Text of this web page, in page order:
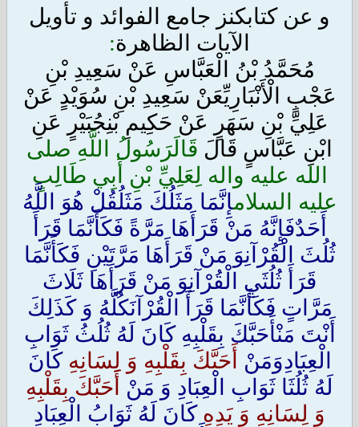
و عن كتابكنز جامع الفوائد و تأويل
الآيات الظاهرة:
مُحَمَّدُ بْنُ الْعَبَّاسِ عَنْ سَعِيدِ بْنِ
عَجْبٍ الْأَنْبَارِيِّعَنْ سَعِيدِ بْنِ سُوَيْدٍ عَنْ
عَلِيِّ بْنِ سَهَرٍ عَنْ حَكِيمِ بْنِجُبَيْرٍ عَنِ
ابْنِ عَبَّاسٍ قَالَ قَالَرَسُولُ اللَّهِ صلى
الله عليه واله لِعَلِيِّ بْنِ أَبِي طَالِبٍ
عليه السلامإِنَّمَا مَثَلُكَ مَثَلُقُلْ هُوَ اللَّهُ
أَحَدٌفَإِنَّهُ مَنْ قَرَأَهَا مَرَّةً فَكَأَنَّمَا قَرَأَ
ثُلُثَ الْقُرْآنِوَ مَنْ قَرَأَهَا مَرَّتَيْنِ فَكَأَنَّمَا
قَرَأَ ثُلُثَيِ الْقُرْآنِوَ مَنْ قَرَأَهَا ثَلَاثَ
مَرَّاتٍ فَكَأَنَّمَا قَرَأَ الْقُرْآنَكُلَّهُ وَ كَذَلِكَ
أَنْتَ مَنْأَحَبَّكَ بِقَلْبِهِ كَانَ لَهُ ثُلُثُ ثَوَابِ
الْعِبَادِوَمَنْ أَحَبَّكَ بِقَلْبِهِ وَ لِسَانِهِ كَانَ
لَهُ ثُلُثَا ثَوَابِ الْعِبَادِ وَ مَنْ أَحَبَّكَ بِقَلْبِهِ
وَ لِسَانِهِ وَ يَدِهِ كَانَ لَهُ ثَوَابُ الْعِبَادِ